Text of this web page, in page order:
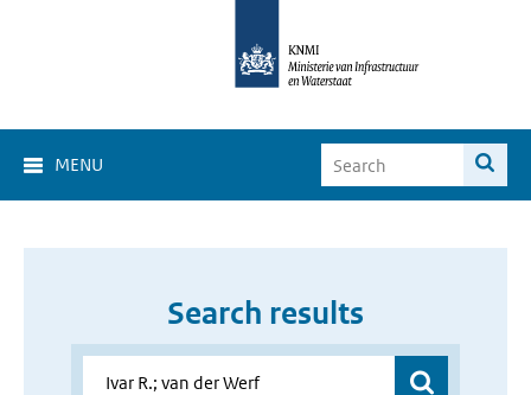
MENU
Search results